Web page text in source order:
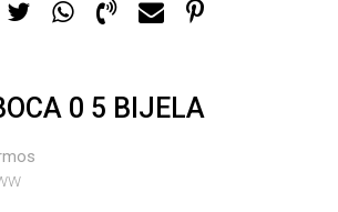
0 5 BIJELA